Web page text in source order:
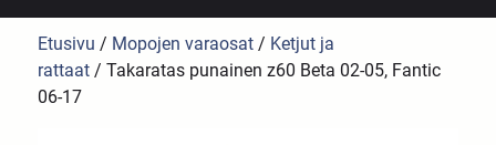
Etusivu / Mopojen varaosat / Ketjut ja
rattaat / Takaratas punainen z60 Beta 02-05, Fantic
06-17